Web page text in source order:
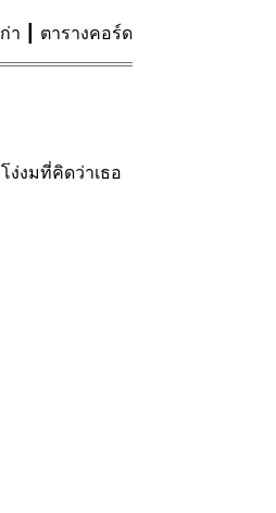
า ตารางคอร์ด
ง่งมที่คิดว่าเธอ